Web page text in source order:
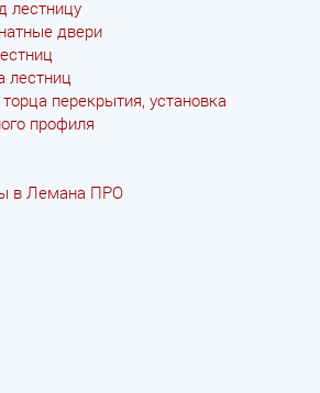
лестницу
двери
лестниц
перекрытия, установка
профиля
в Лемана ПРО